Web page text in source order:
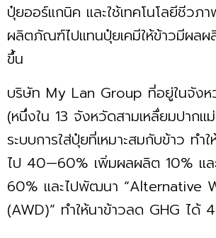
ปุ๋ยออร์แกนิค และใช้เทคโนโลยีชีวภ
ผลิตภัณฑ์ไปแทนปุ๋ยเคมีให้ข้าวมีผลผ
ขึ้น
บริษัท My Lan Group ที่อยู่ในจัง
(หนึ่งใน 13 จังหวัดสามเหลื่ยมปากแ
ระบบการใส่ปุ๋ยที่เหมาะสมกับข้าว ทำ
ไป 40—60% เพิ่มผลผลิต 10% แล
60% และไปพัฒนา “Alternative
(AWD)” ทำให้นาข้าวลด GHG ได้